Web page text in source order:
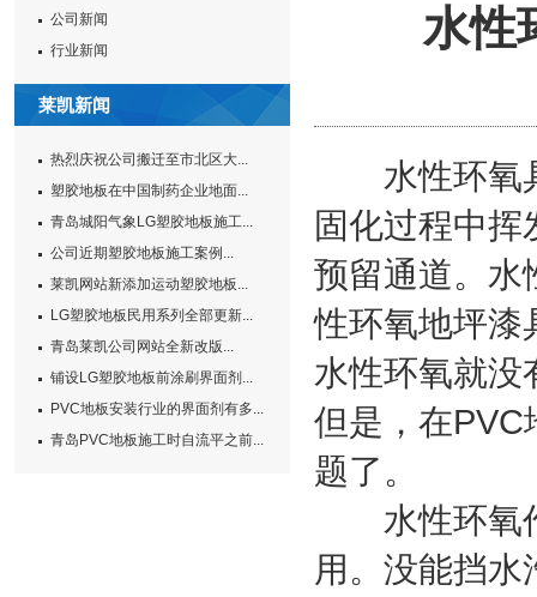
公司新闻
行业新闻
莱凯新闻
热烈庆祝公司搬迁至市北区大...
塑胶地板在中国制药企业地面...
青岛城阳气象LG塑胶地板施工...
公司近期塑胶地板施工案例...
莱凯网站新添加运动塑胶地板...
LG塑胶地板民用系列全部更新...
青岛莱凯公司网站全新改版...
铺设LG塑胶地板前涂刷界面剂...
PVC地板安装行业的界面剂有多...
青岛PVC地板施工时自流平之前...
水性
水性环氧具
固化过程中挥
预留通道。水
性环氧地坪漆
水性环氧就没
但是，在PVC
题了。
水性环氧作
用。没能挡